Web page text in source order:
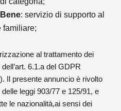
: servizio di supporto al
familiare;
al trattamento dei
6.1.a del GDPR
Il presente annuncio è rivolto
leggi 903/77 e 125/91, e
le nazionalità,ai sensi dei